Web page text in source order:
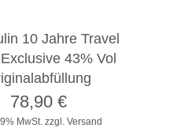
10 Jahre Travel
43% Vol
MwSt. zzgl. Versand
78,90€